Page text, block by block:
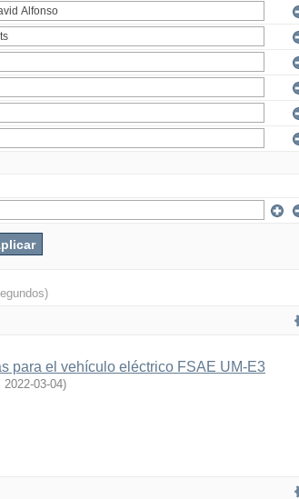
para el vehículo eléctrico FSAE UM-E3
2022-03-04)